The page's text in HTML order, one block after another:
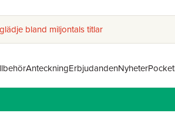
bland miljontals titlar
AnteckningErbjudandenNyheterPocket